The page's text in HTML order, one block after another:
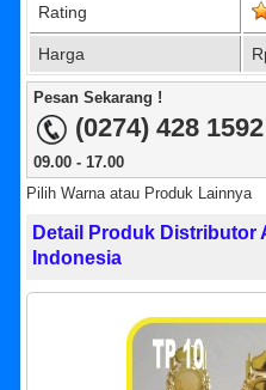
Rating
Harga
Pesan Sekarang !
(0274) 428
09.00 - 17.00
Pilih Warna atau Produk Lainnya
Detail Produk Distributor
Indonesia